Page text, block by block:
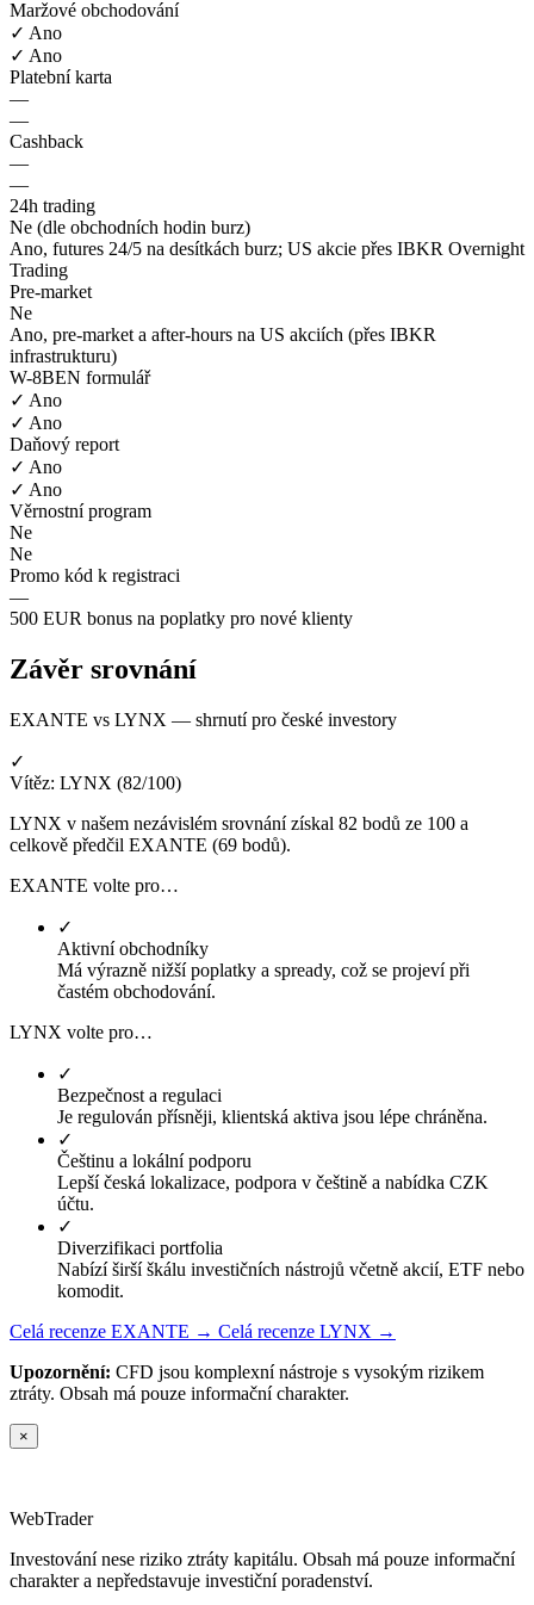
Maržové obchodování
✓ Ano
✓ Ano
Platební karta
—
—
Cashback
—
—
24h trading
Ne (dle obchodních hodin burz)
Ano, futures 24/5 na desítkách burz; US akcie přes IBKR Overnight
Trading
Pre-market
Ne
Ano, pre-market a after-hours na US akciích (přes IBKR
infrastrukturu)
W-8BEN formulář
✓ Ano
✓ Ano
Daňový report
✓ Ano
✓ Ano
Věrnostní program
Ne
Ne
Promo kód k registraci
—
500 EUR bonus na poplatky pro nové klienty
Závěr srovnání
EXANTE vs LYNX — shrnutí pro české investory
✓
Vítěz: LYNX (82/100)
LYNX v našem nezávislém srovnání získal 82 bodů ze 100 a
celkově předčil EXANTE (69 bodů).
EXANTE volte pro…
✓
Aktivní obchodníky
Má výrazně nižší poplatky a spready, což se projeví při
častém obchodování.
LYNX volte pro…
✓
Bezpečnost a regulaci
Je regulován přísněji, klientská aktiva jsou lépe chráněna.
✓
Češtinu a lokální podporu
Lepší česká lokalizace, podpora v češtině a nabídka CZK
účtu.
✓
Diverzifikaci portfolia
Nabízí širší škálu investičních nástrojů včetně akcií, ETF nebo
komodit.
Celá recenze EXANTE → Celá recenze LYNX →
Upozornění: CFD jsou komplexní nástroje s vysokým rizikem
ztráty. Obsah má pouze informační charakter.
×
WebTrader
Investování nese riziko ztráty kapitálu. Obsah má pouze informační
charakter a nepředstavuje investiční poradenství.